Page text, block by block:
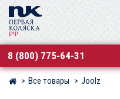
8 (800) 775-64-31
Магазин детских колясок
Все товары Joolz